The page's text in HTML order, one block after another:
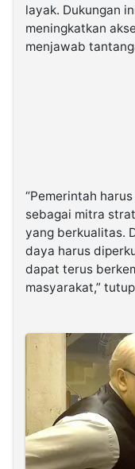
layak. Dukungan
meningkatkan
menjawab
“Pemerintah
sebagai mitra
yang berkualitas.
daya harus
dapat terus
masyarakat,”